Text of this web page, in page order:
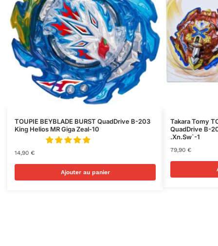
TOUPIE BEYBLADE BURST QuadDrive B-203
King Helios MR Giga Zeal-10
14,90 €
Ajouter au panier
Takara Tomy
QuadDrive B-
.Xn.Sw`-1
79,90 €